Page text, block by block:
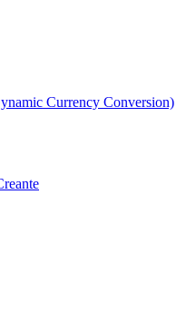
Currency Conversion)